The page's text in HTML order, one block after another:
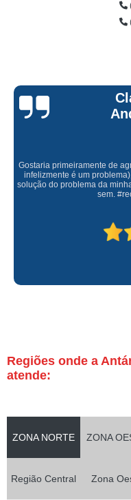
Gostaria primeiramente de
infelizmente é um
solução do problema da
sem.
Regiões onde a
atende:
ZONA NORTE ZONA
Região Central Zona